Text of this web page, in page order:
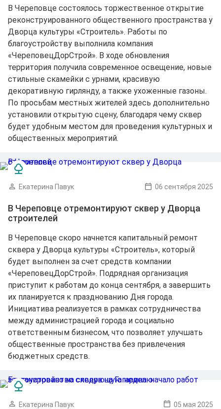
В Череповце состоялось торжественное открытие
реконструированного общественного пространства у
Дворца культуры «Строитель». Работы по
благоустройству выполнила компания
«ЧереповецДорСтрой». В ходе обновления
территория получила современное освещение, новые
стильные скамейки с урнами, красивую
декоративную гирлянду, а также ухоженные газоны.
По просьбам местных жителей здесь дополнительно
установили открытую сцену, благодаря чему сквер
будет удобным местом для проведения культурных и
общественных мероприятий.
Екатерина Павук 06 сентября 2025
В Череповце отремонтируют сквер у Дворца
строителей
В Череповце скоро начнется капитальный ремонт
сквера у Дворца культуры «Строитель», который
будет выполнен за счет средств компании
«ЧереповецДорСтрой». Подрядная организация
приступит к работам до конца сентября, а завершить
их планируется к празднованию Дня города.
Инициатива реализуется в рамках сотрудничества
между администрацией города и социально
ответственным бизнесом, что позволяет улучшать
общественные пространства без привлечения
бюджетных средств.
Екатерина Павук 05 мая 2025